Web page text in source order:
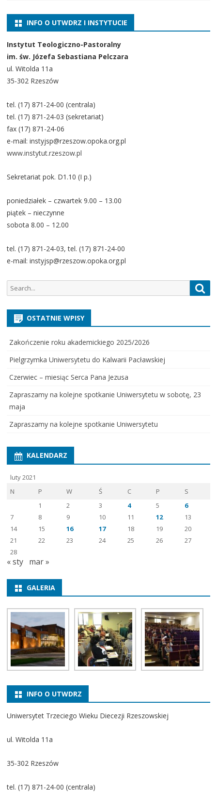
INFO O UTWDRZ I INSTYTUCIE
Instytut Teologiczno-Pastoralny
im. św. Józefa Sebastiana Pelczara
ul. Witolda 11a
35-302 Rzeszów
tel. (17) 871-24-00 (centrala)
tel. (17) 871-24-03 (sekretariat)
fax (17) 871-24-06
e-mail: instyjsp@rzeszow.opoka.org.pl
www.instytut.rzeszow.pl
Sekretariat pok. D1.10 (I p.)
poniedziałek – czwartek 9.00 – 13.00
piątek – nieczynne
sobota 8.00 – 12.00
tel. (17) 871-24-03, tel. (17) 871-24-00
e-mail: instyjsp@rzeszow.opoka.org.pl
Search
for:
OSTATNIE WPISY
Zakończenie roku akademickiego 2025/2026
Pielgrzymka Uniwersytetu do Kalwarii Pacławskiej
Czerwiec – miesiąc Serca Pana Jezusa
Zapraszamy na kolejne spotkanie Uniwersytetu w sobotę, 23
maja
Zapraszamy na kolejne spotkanie Uniwersytetu
KALENDARZ
luty 2021
N
P W Ś C P
S
1
2 3 4 5
6
7
8 9 10 11 12
13
14
15 16 17 18 19
20
21
22 23 24 25 26
27
28
« sty mar »
GALERIA
INFO O UTWDRZ
Uniwersytet Trzeciego Wieku Diecezji Rzeszowskiej
ul. Witolda 11a
35-302 Rzeszów
tel. (17) 871-24-00 (centrala)